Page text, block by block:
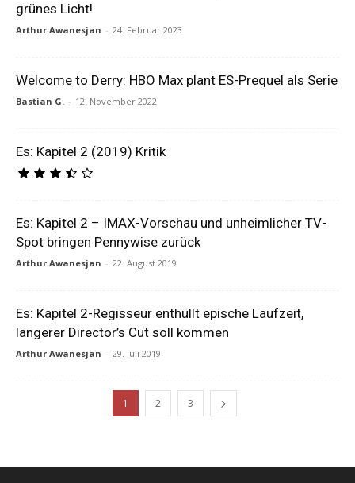
grünes Licht!
Arthur Awanesjan - 24. Februar 2023
Welcome to Derry: HBO Max plant ES-Prequel als Serie
Bastian G. - 12. November 2022
Es: Kapitel 2 (2019) Kritik
Es: Kapitel 2 – IMAX-Vorschau und unheimlicher TV-
Spot bringen Pennywise zurück
Arthur Awanesjan - 22. August 2019
Es: Kapitel 2-Regisseur enthüllt epische Laufzeit,
längerer Director’s Cut soll kommen
Arthur Awanesjan - 29. Juli 2019
1 2 3